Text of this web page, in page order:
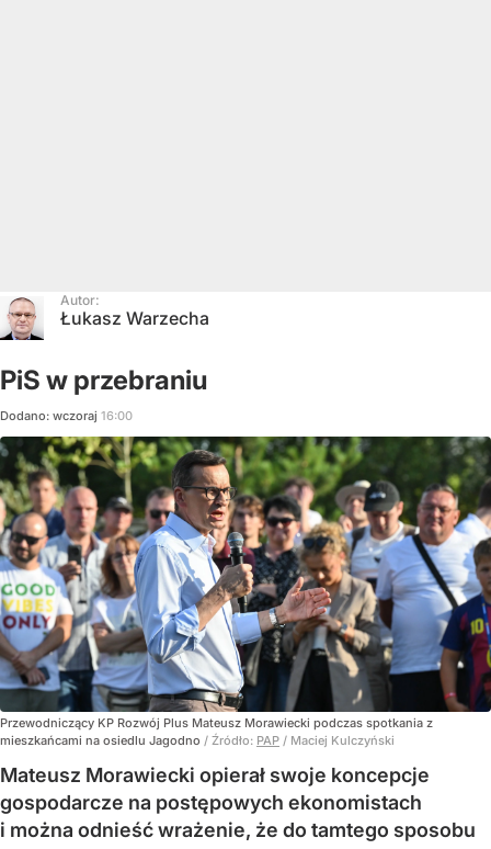
Autor:
Łukasz Warzecha
PiS w przebraniu
Dodano: wczoraj 16:00
Przewodniczący KP Rozwój Plus Mateusz Morawiecki podczas spotkania z
mieszkańcami na osiedlu Jagodno / Źródło: PAP / Maciej Kulczyński
Mateusz Morawiecki opierał swoje koncepcje
gospodarcze na postępowych ekonomistach
i można odnieść wrażenie, że do tamtego sposobu